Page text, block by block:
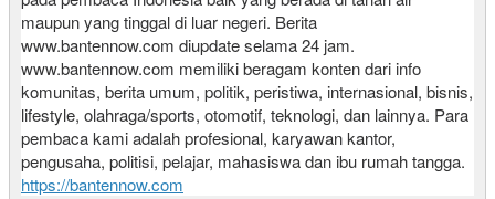
maupun yang tinggal di luar negeri. Berita
www.bantennow.com diupdate selama 24 jam.
www.bantennow.com memiliki beragam konten dari info
komunitas, berita umum, politik, peristiwa, internasional, bisnis,
lifestyle, olahraga/sports, otomotif, teknologi, dan lainnya. Para
pembaca kami adalah profesional, karyawan kantor,
pengusaha, politisi, pelajar, mahasiswa dan ibu rumah tangga.
https://bantennow.com